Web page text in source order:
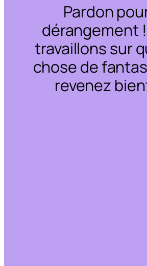
Pardon
dérangement
travaillons sur
chose de
revenez